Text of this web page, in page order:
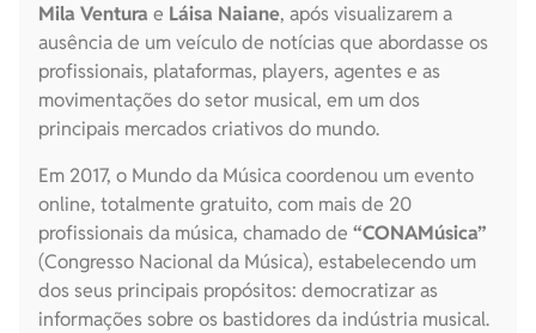
Mila Ventura e Láisa Naiane, após visualizarem a
ausência de um veículo de notícias que abordasse os
profissionais, plataformas, players, agentes e as
movimentações do setor musical, em um dos
principais mercados criativos do mundo.
Em 2017, o Mundo da Música coordenou um evento
online, totalmente gratuito, com mais de 20
profissionais da música, chamado de “CONAMúsica”
(Congresso Nacional da Música), estabelecendo um
dos seus principais propósitos: democratizar as
informações sobre os bastidores da indústria musical.